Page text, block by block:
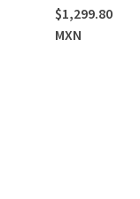
$1,299.80
MXN